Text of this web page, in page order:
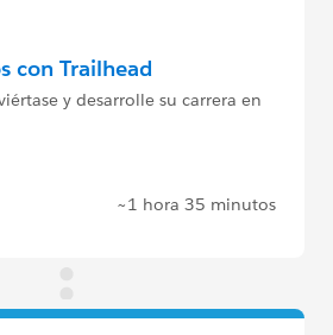
con Trailhead
y desarrolle su carrera en
Trailmix ~1 hora 35 minutos